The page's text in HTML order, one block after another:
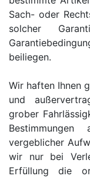
Sach- oder
solcher
beiliegen.
Wir haften Ihnen
und
grober
vergeblicher
wir nur bei
Erfüllung die